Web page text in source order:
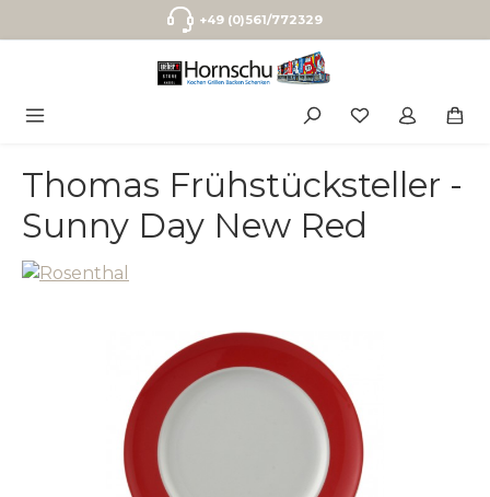
Zum Hauptinhalt springen+49 (0)561/772329
Thomas Frühstücksteller -
Sunny Day New Red
Bildergalerie überspringen